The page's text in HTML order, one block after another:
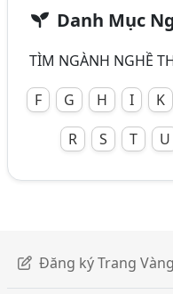
Danh Mục
TÌM NGÀNH NGHỀ
F
G H I K
R
S T U
Đăng ký Trang Vàng